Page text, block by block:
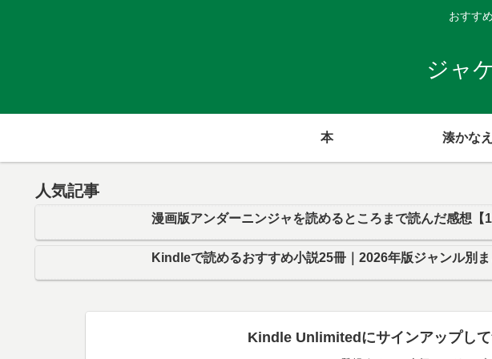
おすす
ジャ
本 湊かなえ
人気記事
漫画版アンダーニンジャを読めるところまで読んだ感想【
Kindleで読めるおすすめ小説25冊｜2026年版ジャンル別
Kindle Unlimitedにサインアップし